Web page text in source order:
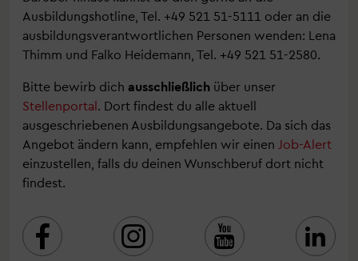
Ausbildungshotline, Tel. +49 521 51-5111 oder an die
ausbildungsverantwortlichen Personen wenden: Lena
Thimm und Falko Heidemann, Tel. +49 521 51-2580.
Bitte bewirb dich ausschließlich über unser
Stellenportal. Dort findest du alle aktuell
ausgeschriebenen Ausbildungsangebote. Da sich das
Angebot ändern kann, empfehlen wir einen Job-Alert
einzustellen, falls du deinen Wunschberuf dort nicht
findest.
  